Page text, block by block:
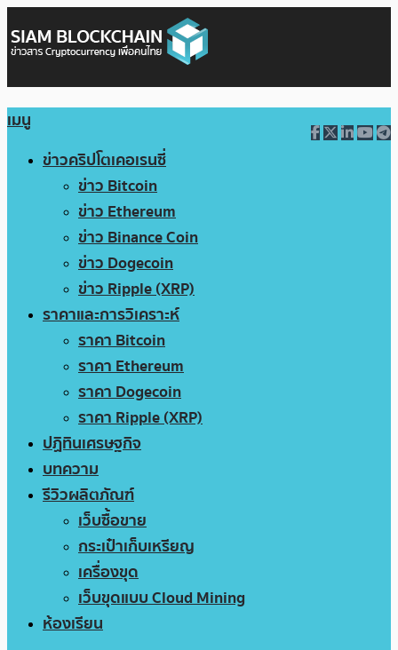
เมนู
ข่าวคริปโตเคอเรนซี่
ข่าว Bitcoin
ข่าว Ethereum
ข่าว Binance Coin
ข่าว Dogecoin
ข่าว Ripple (XRP)
ราคาและการวิเคราะห์
ราคา Bitcoin
ราคา Ethereum
ราคา Dogecoin
ราคา Ripple (XRP)
ปฏิทินเศรษฐกิจ
บทความ
รีวิวผลิตภัณฑ์
เว็บซื้อขาย
กระเป๋าเก็บเหรียญ
เครื่องขุด
เว็บขุดแบบ Cloud Mining
ห้องเรียน